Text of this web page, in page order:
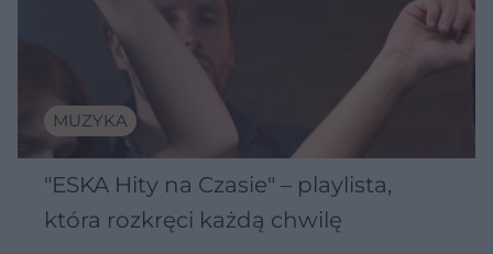
MUZYKA
"ESKA Hity na Czasie" – playlista,
która rozkręci każdą chwilę